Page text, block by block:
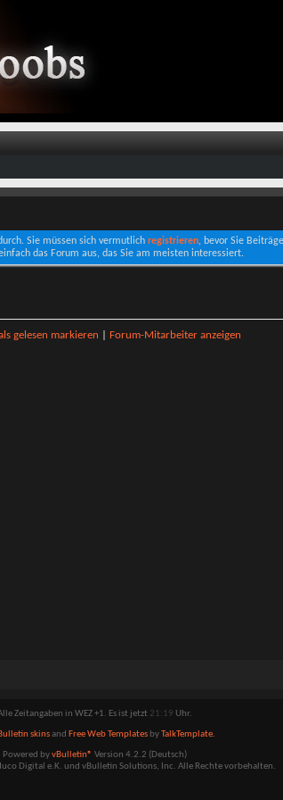
Sie müssen sich vermutlich registrieren, bevor Sie
das Forum aus, das Sie am meisten interessiert.
gelesen markieren Forum-Mitarbeiter anzeigen
Zeitangaben in WEZ +1. Es ist jetzt 21:19 Uhr.
skinsand Free Web TemplatesbyTalkTemplate.
Powered byvBulletin® Version 4.2.2 (Deutsch)
Digital e.K. und vBulletin Solutions, Inc. Alle Rechte vorbehalten.